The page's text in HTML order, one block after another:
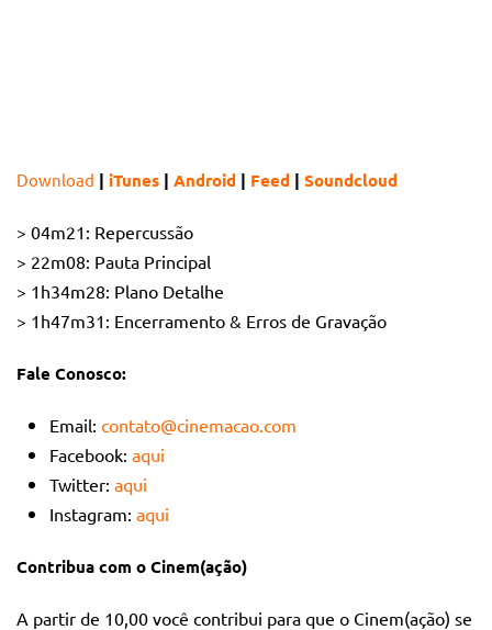
Download | iTunes | Android | Feed | Soundcloud
> 04m21: Repercussão
> 22m08: Pauta Principal
> 1h34m28: Plano Detalhe
> 1h47m31: Encerramento & Erros de Gravação
Fale Conosco:
Email: contato@cinemacao.com
Facebook: aqui
Twitter: aqui
Instagram: aqui
Contribua com o Cinem(ação)
A partir de 10,00 você contribui para que o Cinem(ação) se